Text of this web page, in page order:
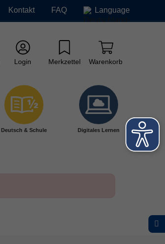
Kontakt FAQ Language
Login Merkzettel Warenkorb
Deutsch & Schule Digitales Lernen